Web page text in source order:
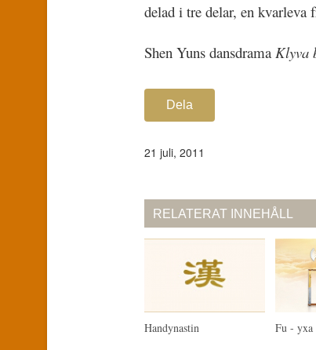
delad i tre delar, en kvarleva
Shen Yuns dansdrama Klyva
Dela
21 juli, 2011
RELATERAT INNEHÅLL
Handynastin Fu - yxa